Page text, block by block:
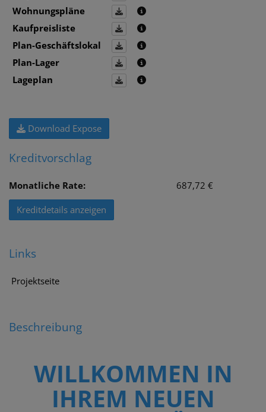
Wohnungspläne
Kaufpreisliste
Plan-Geschäftslokal
Plan-Lager
Lageplan
Download Expose
Kreditvorschlag
Monatliche Rate: 687,72 €
Kreditdetails anzeigen
Links
Projektseite
Beschreibung
WILLKOMMEN IN
IHREM NEUEN